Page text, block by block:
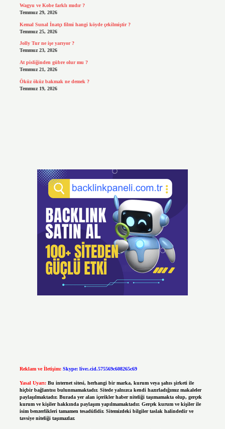
Wagyu ve Kobe farklı mıdır ?
Temmuz 29, 2026
Kemal Sunal İnatçı filmi hangi köyde çekilmiştir ?
Temmuz 25, 2026
Jolly Tur ne işe yarıyor ?
Temmuz 23, 2026
At pisliğinden gübre olur mu ?
Temmuz 21, 2026
Öküz öküz bakmak ne demek ?
Temmuz 19, 2026
Reklam ve İletişim: Skype: live:.cid.575569c608265c69
Yasal Uyarı: Bu internet sitesi, herhangi bir marka, kurum veya şahıs şirketi ile
hiçbir bağlantısı bulunmamaktadır. Sitede yalnızca kendi hazırladığımız makaleler
paylaşılmaktadır. Burada yer alan içerikler haber niteliği taşımamakta olup, gerçek
kurum ve kişiler hakkında paylaşım yapılmamaktadır. Gerçek kurum ve kişiler ile
isim benzerlikleri tamamen tesadüfidir. Sitemizdeki bilgiler taslak halindedir ve
tavsiye niteliği taşımazlar.